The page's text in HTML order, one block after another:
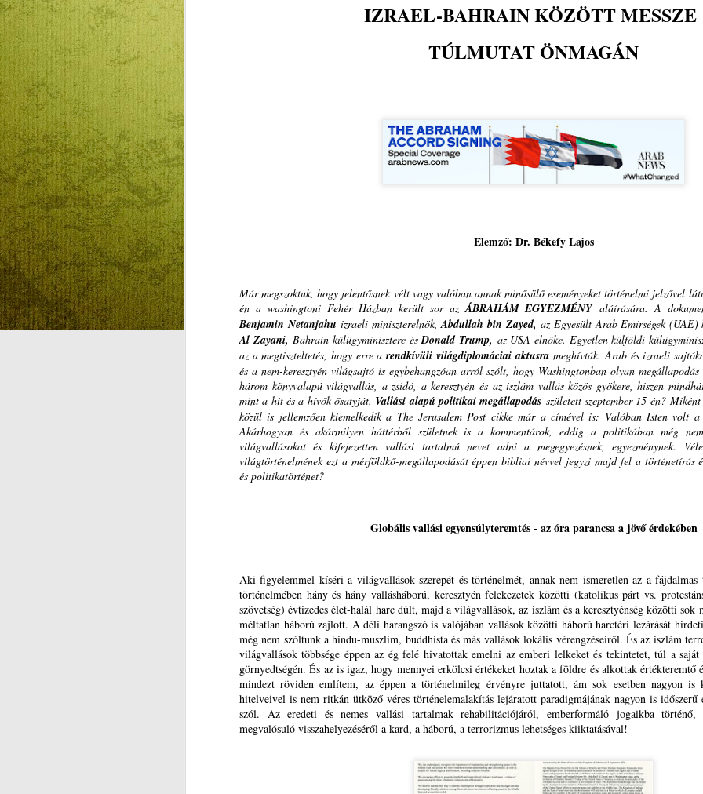
IZRAEL-BAHRAIN KÖZÖTT MESSZE
TÚLMUTAT ÖNMAGÁN
Elemző: Dr. Békefy Lajos
Már megszoktuk, hogy jelentősnek vélt vagy valóban annak minősülő eseményeket történelmi jelzővel
én a washingtoni Fehér Házban került sor az ÁBRAHÁM EGYEZMÉNY aláírására. A
Benjamin Netanjahu izraeli miniszterelnök,Abdullah bin Zayed, az Egyesült Arab Emírségek
Al Zayani, Bahrain külügyminisztere ésDonald Trump, az USA elnöke. Egyetlen külföldi
az a megtiszteltetés, hogy erre arendkívüli világdiplomáciai aktusrameghívták. Arab és izraeli
és a nem-keresztyén világsajtó is egybehangzóan arról szólt, hogy Washingtonban olyan
három könyvalapú világvallás, a zsidó, a keresztyén és az iszlám vallás közös gyökere, hiszen
mint a hit és a hívők ősatyját. Vallási alapú politikai megállapodás született szeptember 15-én?
közül is jellemzően kiemelkedik a The Jerusalem Post cikke már a címével is: Valóban Isten volt a
Akárhogyan és akármilyen háttérből születnek is a kommentárok, eddig a politikában még
világvallásokat és kifejezetten vallási tartalmú nevet adni a megegyezésnek, egyezménynek.
világtörténelmének ezt a mérföldkő-megállapodását éppen bibliai névvel jegyzi majd fel a történetírás
és politikatörténet?
Globális vallási egyensúlyteremtés - az óra parancsa a jövő érdekében
Aki figyelemmel kíséri a világvallások szerepét és történelmét, annak nem ismeretlen az a fájdalmas
történelmében hány és hány vallásháború, keresztyén felekezetek közötti (katolikus párt vs.
szövetség) évtizedes élet-halál harc dúlt, majd a világvallások, az iszlám és a keresztyénség közötti
méltatlan háború zajlott. A déli harangszó is valójában vallások közötti háború harctéri lezárását
még nem szóltunk a hindu-muszlim, buddhista és más vallások lokális vérengzéseiről. És az iszlám
világvallások többsége éppen az ég felé hivatottak emelni az emberi lelkeket és tekintetet, túl a saját
görnyedtségén. És az is igaz, hogy mennyei erkölcsi értékeket hoztak a földre és alkottak értékteremtő
mindezt röviden említem, az éppen a történelmileg érvényre juttatott, ám sok esetben nagyon is
hitelveivel is nem ritkán ütköző véres történelemalakítás lejáratott paradigmájának nagyon is időszerű
szól. Az eredeti és nemes vallási tartalmak rehabilitációjáról, emberformáló jogaikba történő,
megvalósuló visszahelyezéséről a kard, a háború, a terrorizmus lehetséges kiiktatásával!
AUG
7
KVARCOLATOK,
TÖPRENGÉSEK
REFORMÁTUSKÉNT
KRASZNAHORKAI OLVASÁSA
KÖZBEN (1.)
METAFIZIKA ELLENESSÉG AZ
ISTEN-HIÁNY FÁJDALMÁVAL
Sokan sokféleképpen vélekednek
a legújabb magyar irodalmi Nobel-
dijasról, Krasznahorkai Lászlóról.
Sokan úgy nyilatkoznak róla, hogy
egyáltalán nem ismerik írói
életművének legalább főbb
NAPOKBAN IS
TANULHATUNK
VALAMIT…
KÜTYÜMENTES NYÁRI
NAPIREND ANALÓG
SZABADSÁGBAN
Kütyümentes napirend
Emberlétünk legnagyobb
adománya Isten és a páratlan
lehetőség: beszélhetünk Hozzá, s
meghallhatjuk beszédét hozzánk.
Különösképpen is nagy segítség a
klímaváltozás okozta forróságban
túldramatizált álhírzuhatagoktól
SZENTLÉLEK ÉLŐ
INTELLIGENCIÁRÓL
FELNŐTTEKNEK
INTELLIGENCIÁRÓL KONTRA
MESTERSÉGES
INTELLIGENCIÁRÓL
GYEREKEKNEK,
FELNŐTTEKNEK
SPEAKING PICTURES: THE
LIVING INTELLIGENCE OF THE
HOLY SPIRIT VERSUS
ARTIFICIAL INTELLIGENCE FOR
CHILDREN AND ADULTS
L'INTELLIGENZA ARTIFICIALE
PER BAMBINI E ADULTI
korában még inkább szüksége
van mindannyiunknak az
elidegenülés ellen ható Isten-adta,
élő Szentlélek intelligenciára, lelki
kult
Beszélő képek: Szentlélek intelligenciáról kontra
AUG
3
SZÜLETÉSNAPI KÖSZÖNTŐ - ELHOZTAD
MAGADDAL A MÓZES-HEGY SZENTSÉG-ILLATÁT
SZÜLETÉSNAPI KÖSZÖNTŐ
Kedves Klaudia! Két világrajövetelt éltél meg, a harmadik még hátra
megemlékezve Édesanyádról és Édesapádról is.
AUG
3
MI MÁR ILYEN CSALÁD VAGYUNK – KIVIRÁGZIK A
SZÓ LELKÜNKBEN ÉS LAPTOPUNKON IS
SPIRITUÁLIS SZÜLINAPI BALLADÁVÁ
MI MÁR ILYEN CSALÁD VAGYUNK – KIVIRÁGZIK A SZÓ
LELKÜNKBEN ÉS LAPTOPUNKON IS
SPIRITUÁLIS SZÜLINAPI BALLADÁVÁ
SZÜLETÉSNAPUNK KÉT EGYMÁST KÖVETŐ NAPRA,
KINCS, SZÉP GYÖNGYÖK, ÖRÖM LÉLEK-